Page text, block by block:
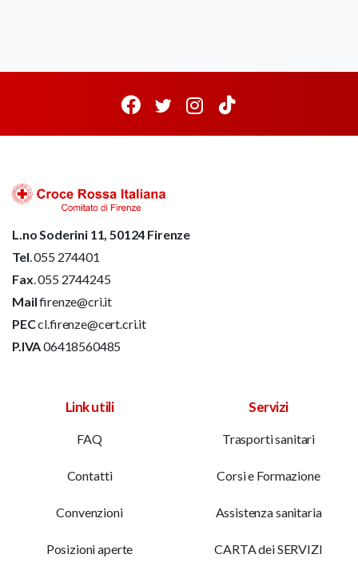
L.no Soderini 11, 50124 Firenze
Tel. 055 274401
Fax. 055 2744245
Mailfirenze@cri.it
PECcl.firenze@cert.cri.it
P.IVA06418560485
Link utili
FAQ
Contatti
Convenzioni
Posizioni aperte
Servizi
Trasporti sanitari
Corsi e Formazione
Assistenza sanitaria
CARTA dei SERVIZI